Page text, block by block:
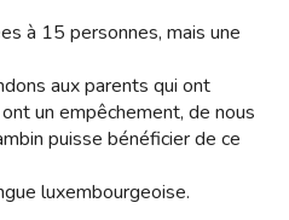
à 15 personnes, mais une
aux parents qui ont
un empêchement, de nous
puisse bénéficier de ce
luxembourgeoise.